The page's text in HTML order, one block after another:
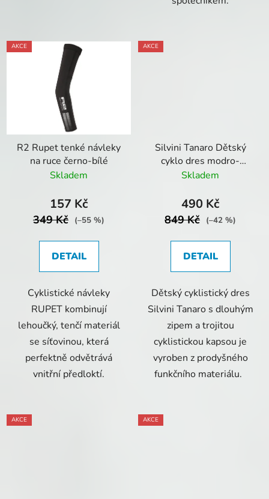
AKCE
R2 Rupet tenké návleky
na ruce černo-bílé
Skladem
157 Kč
349 Kč (–55 %)
DETAIL
Cyklistické návleky
RUPET kombinují
lehoučký, tenčí materiál
se síťovinou, která
perfektně odvětrává
vnitřní předloktí.
AKCE
Silvini Tanaro Dětský
cyklo dres modro-
oranžový
Skladem
490 Kč
849 Kč (–42 %)
DETAIL
Dětský cyklistický dres
Silvini Tanaro s dlouhým
zipem a trojitou
cyklistickou kapsou je
vyroben z prodyšného
funkčního materiálu.
AKCE AKCE